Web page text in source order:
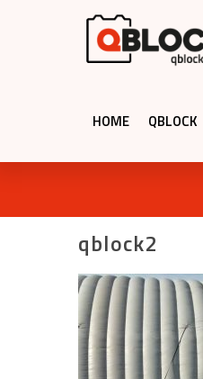
HOME QBLOCK
qblock2